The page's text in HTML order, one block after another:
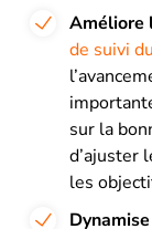
Améliore
de suivi
sur la
d’ajuster
les